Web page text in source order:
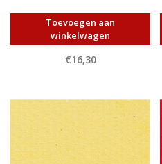
Toevoegen aan
winkelwagen
€16,30